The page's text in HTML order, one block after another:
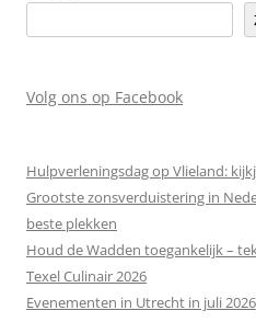
Volg ons op Facebook
Hulpverleningsdag op Vlieland:
Grootste zonsverduistering in
beste plekken
Houd de Wadden toegankelijk –
Texel Culinair 2026
Evenementen in Utrecht in juli 2026